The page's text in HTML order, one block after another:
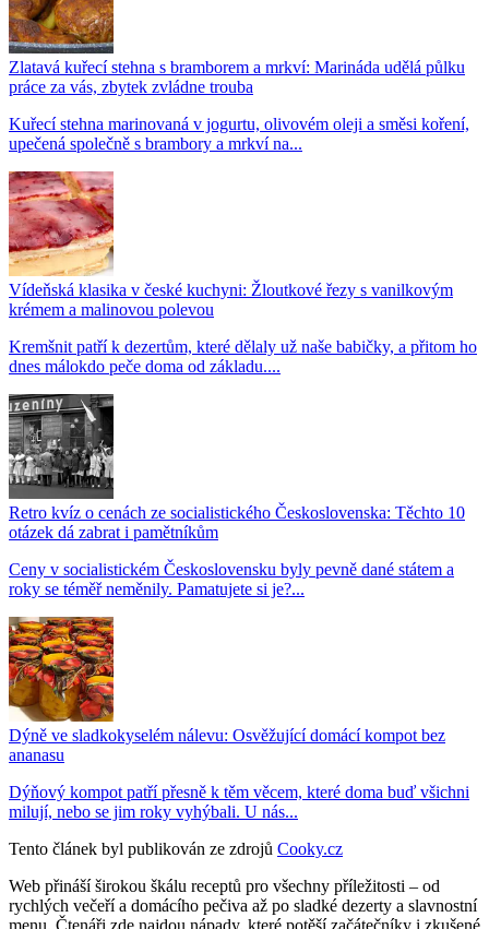
Zlatavá kuřecí stehna s bramborem a mrkví: Marináda udělá půlku
práce za vás, zbytek zvládne trouba
Kuřecí stehna marinovaná v jogurtu, olivovém oleji a směsi koření,
upečená společně s brambory a mrkví na...
Vídeňská klasika v české kuchyni: Žloutkové řezy s vanilkovým
krémem a malinovou polevou
Kremšnit patří k dezertům, které dělaly už naše babičky, a přitom ho
dnes málokdo peče doma od základu....
Retro kvíz o cenách ze socialistického Československa: Těchto 10
otázek dá zabrat i pamětníkům
Ceny v socialistickém Československu byly pevně dané státem a
roky se téměř neměnily. Pamatujete si je?...
Dýně ve sladkokyselém nálevu: Osvěžující domácí kompot bez
ananasu
Dýňový kompot patří přesně k těm věcem, které doma buď všichni
milují, nebo se jim roky vyhýbali. U nás...
Tento článek byl publikován ze zdrojů Cooky.cz
Web přináší širokou škálu receptů pro všechny příležitosti – od
rychlých večeří a domácího pečiva až po sladké dezerty a slavnostní
menu. Čtenáři zde najdou nápady, které potěší začátečníky i zkušené